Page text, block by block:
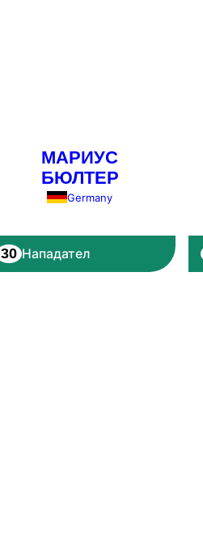
МАРИУС
БЮЛТЕР
Germany
30 Нападател